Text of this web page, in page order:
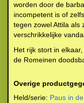
worden door de
incompetent is of
tegen zowel Attila als
verschrikkelijke
Het rijk stort in
de Romeinen
Overige
Held/serie: Paus in